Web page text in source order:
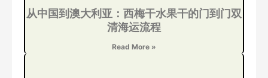
从中国到澳大利亚：西梅干水果干的门到门双
清海运流程
Read More »